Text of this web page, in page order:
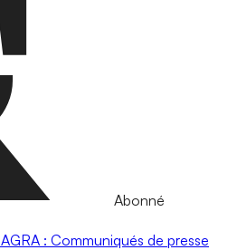
Abonné
AGRA : Communiqués de presse